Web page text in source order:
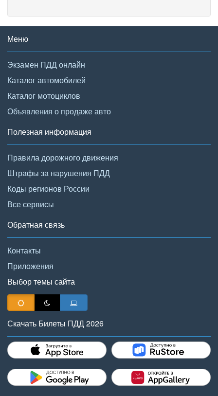
Меню
Экзамен ПДД онлайн
Каталог автомобилей
Каталог мотоциклов
Объявления о продаже авто
Полезная информация
Правила дорожного движения
Штрафы за нарушения ПДД
Коды регионов России
Все сервисы
Обратная связь
Контакты
Приложения
Выбор темы сайта
Скачать Билеты ПДД 2026